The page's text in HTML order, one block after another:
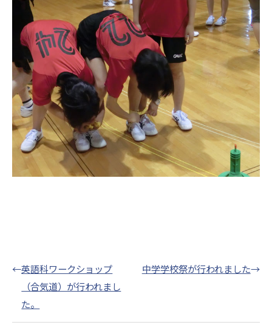
←英語科ワークショップ
（合気道）が行われまし
た。
中学学校祭が行われました→